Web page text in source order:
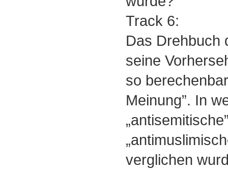
Track 6:
Das Drehbuch
seine
so
Meinung”. In
verglichen